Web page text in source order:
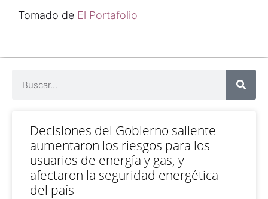
Tomado de El Portafolio
Decisiones del Gobierno saliente
aumentaron los riesgos para los
usuarios de energía y gas, y
afectaron la seguridad energética
del país